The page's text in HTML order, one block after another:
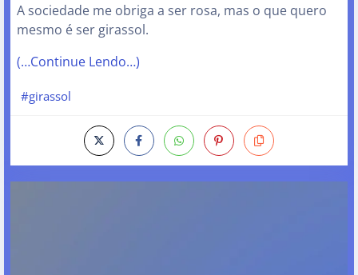
A sociedade me obriga a ser rosa, mas o que quero
mesmo é ser girassol.
(…Continue Lendo…)
#girassol